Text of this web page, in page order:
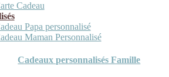
Cadeau
Papa personnalisé
Maman Personnalisé
Cadeaux personnalisés Famille